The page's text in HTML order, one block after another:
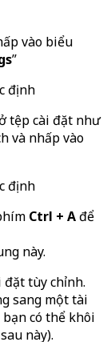
vào biểu
”
tệp cài đặt như
và nhấp vào
Ctrl + Ađể
này.
đặt tùy chỉnh.
sang một tài
có thể khôi
này).